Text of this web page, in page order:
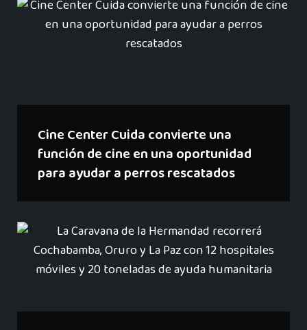
Cine Center Cuida convierte una
función de cine en una oportunidad
para ayudar a perros rescatados